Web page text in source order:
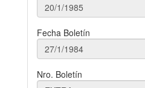
Fecha Boletín
Nro. Boletín